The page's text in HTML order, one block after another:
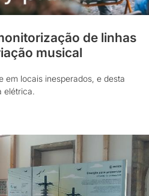
de linhas
musical
em locais inesperados, e desta
elétrica.